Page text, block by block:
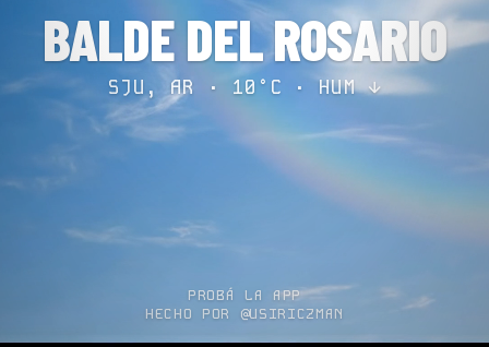
BALDE DEL ROSARIO
SJU, AR · 10°C ·HUM ↓
PROBÁ LA APP
HECHO POR @USIRICZMAN